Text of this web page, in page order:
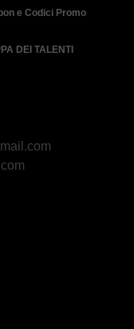
e Codici Promo
DEI TALENTI